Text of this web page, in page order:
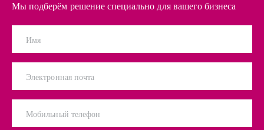
Мы подберём решение специально для вашего бизнеса
Имя
Электронная почта
Мобильный телефон